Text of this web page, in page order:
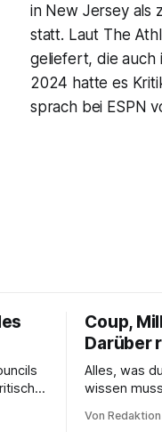
in New Jersey als
statt. Laut The
geliefert, die auch
2024 hatte es
sprach bei ESPN
Coup,
Darüber
Alles, was
wissen
Von Redaktion